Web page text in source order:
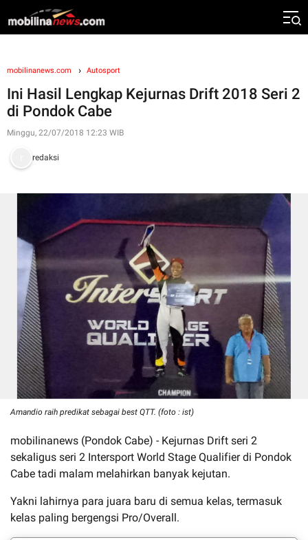
mobilinanews.com Autosport
Ini Hasil Lengkap Kejurnas Drift 2018 Seri 2
di Pondok Cabe
Minggu, 22/07/2018 12:23 WIB
redaksi
Amandio raih predikat sebagai best QTT. (foto : ist)
mobilinanews (Pondok Cabe) - Kejurnas Drift seri 2
sekaligus seri 2 Intersport World Stage Qualifier di Pondok
Cabe tadi malam melahirkan banyak kejutan.
Yakni lahirnya para juara baru di semua kelas, termasuk
kelas paling bergengsi Pro/Overall.